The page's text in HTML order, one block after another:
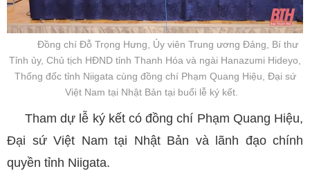
Đồng chí Đỗ Trọng Hưng, Ủy viên Trung ương Đảng, Bí thư
Tỉnh ủy, Chủ tịch HĐND tỉnh Thanh Hóa và ngài Hanazumi Hideyo,
Thống đốc tỉnh Niigata cùng đồng chí Phạm Quang Hiệu, Đại sứ
Việt Nam tại Nhật Bản tại buổi lễ ký kết.
Tham dự lễ ký kết có đồng chí Phạm Quang Hiệu,
Đại sứ Việt Nam tại Nhật Bản và lãnh đạo chính
quyền tỉnh Niigata.